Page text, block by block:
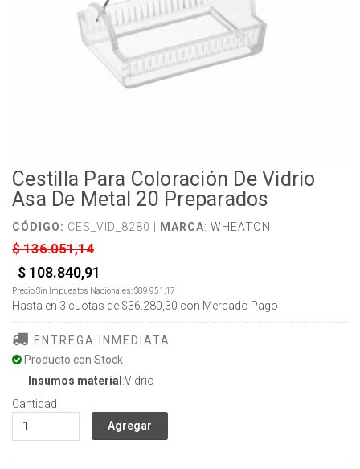
Cestilla Para Coloración De Vidrio
Asa De Metal 20 Preparados
CÓDIGO: CES_VID_8280 | MARCA: WHEATON
$ 136.051,14
$ 108.840,91
Precio Sin Impuestos Nacionales:$89.951,17
Hasta en 3 cuotas de $36.280,30 con Mercado Pago
ENTREGA INMEDIATA
Producto con Stock
Insumos material :Vidrio
Cantidad